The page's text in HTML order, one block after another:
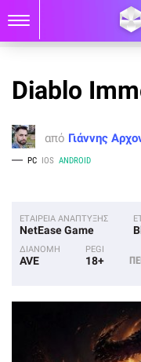
Diablo
από Γιάννης
PC IOS ANDROID
ΕΤΑΙΡΕΙΑ ΑΝΑΠΤΥΞΗΣ
NetEase Game
ΔΙΑΝΟΜΗ
AVE
PEGI
18+